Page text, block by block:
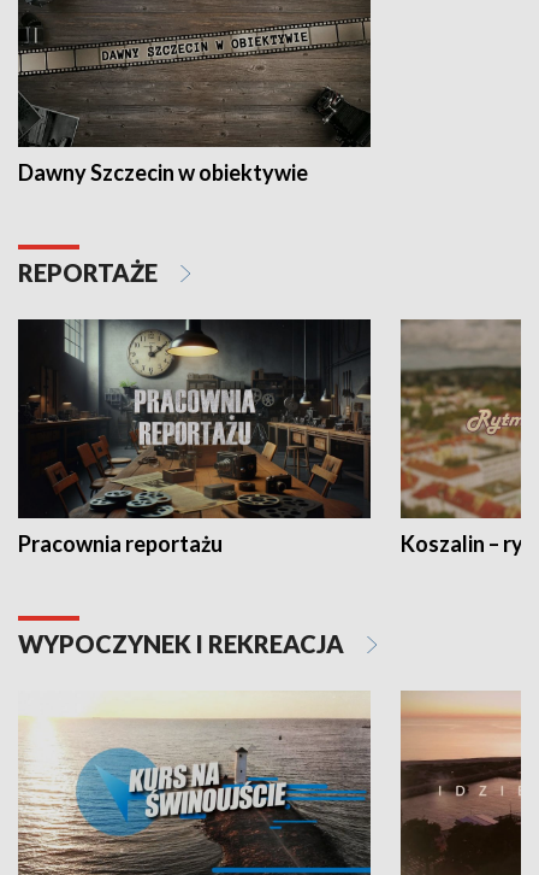
Dawny Szczecin w obiektywie
REPORTAŻE
Pracownia reportażu Koszalin –
WYPOCZYNEK I REKREACJA